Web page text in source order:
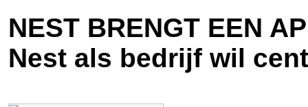
NEST BRENGT EEN
Nest als bedrijf wil